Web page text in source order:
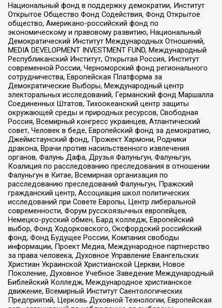
Национальный фонд в поддержку демократии, Институт
Открытое Общество Фонд Содействия, Фонд Открытое
общество, Американо-российский фонд по
экономическому и правовому развитию, Национальный
Демократический Институт Международных Отношений,
MEDIA DEVELOPMENT INVESTMENT FUND, Международный
Республиканский Институт, Открытая Россия, Институт
современной России, Черноморский фонд регионального
сотрудничества, Европейская Платформа за
Демократические Выборы, Международный центр
электоральных исследований, Германский фонд Маршалла
Соединенных Штатов, Тихоокеанский центр защиты
окружающей среды и природных ресурсов, Свободная
Россия, Всемирный конгресс украинцев, Атлантический
совет, Человек в беде, Европейский фонд за демократию,
Джеймстаунский фонд, Прожект Хармони, Родники
дракона, Врачи против насильственного извлечения
органов, Фалунь Дафа, Друзья Фалуньгун, Фалуньгун,
Коалиция по расследованию преследования в отношении
Фалуньгун в Китае, Всемирная организация по
расследованию преследований Фалуньгун, Пражский
гражданский центр, Ассоциация школ политических
исследований при Совете Европы, Центр либеральной
современности, Форум русскоязычных европейцев,
Немецко-русский обмен, Бард колледж, Европейский
выбор, Фонд Ходорковского, Оксфордский российский
фонд, Фонд Будущее России, Компания свободы
информации, Проект Медиа, Международное партнерство
за права человека, Духовное Управление Евангельских
Христиан Украинской Христианской Церкви, Новое
Поколение, Духовное Учебное Заведение Международный
Библейский Колледж, Международное христианское
движение, Всемирный Институт Саентологических
Предприятий, Церковь Духовной Технологии, Европейская